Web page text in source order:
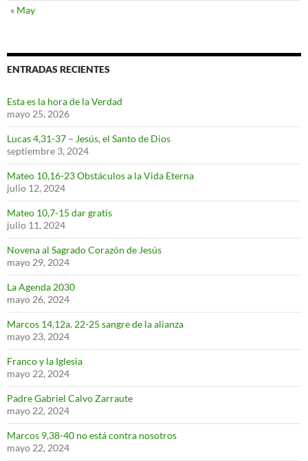
« May
ENTRADAS RECIENTES
Esta es la hora de la Verdad
mayo 25, 2026
Lucas 4,31-37 – Jesús, el Santo de Dios
septiembre 3, 2024
Mateo 10,16-23 Obstáculos a la Vida Eterna
julio 12, 2024
Mateo 10,7-15 dar gratis
julio 11, 2024
Novena al Sagrado Corazón de Jesús
mayo 29, 2024
La Agenda 2030
mayo 26, 2024
Marcos 14,12a. 22-25 sangre de la alianza
mayo 23, 2024
Franco y la Iglesia
mayo 22, 2024
Padre Gabriel Calvo Zarraute
mayo 22, 2024
Marcos 9,38-40 no está contra nosotros
mayo 22, 2024